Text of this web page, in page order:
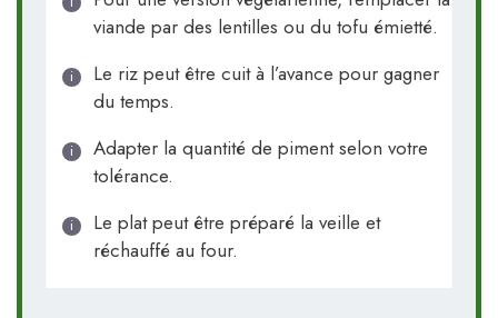
viande par des lentilles ou du tofu émietté.
Le riz peut être cuit à l’avance pour gagner
du temps.
Adapter la quantité de piment selon votre
tolérance.
Le plat peut être préparé la veille et
réchauffé au four.